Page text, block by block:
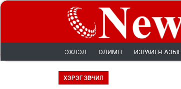
ЭХЛЭЛ ОЛИМП ИЗРАИЛ-
ХЭРЭГ ЗӨРЧИЛ